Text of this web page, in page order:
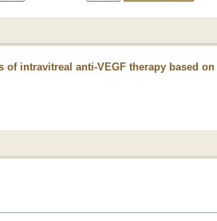
intravitreal anti-VEGF therapy based on